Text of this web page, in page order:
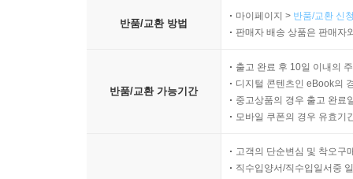
반품/교환 방법
마이페이지 > 반품/교환 신
판매자 배송 상품은 판매자
반품/교환 가능기간
출고 완료 후 10일 이내의
디지털 콘텐츠인 eBook의
중고상품의 경우 출고 완료
모바일 쿠폰의 경우 유효기
고객의 단순변심 및 착오구
직수입양서/직수입일서중